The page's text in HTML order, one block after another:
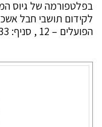
בפלטפורמה של גיוס
הפועלים – 12 , סניף: 633. לינק לתרומה בג'י גיב.